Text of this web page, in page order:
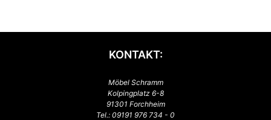
KONTAKT:
Möbel Schramm
Kolpingplatz 6-8
91301 Forchheim
Tel.: 09191 976 734 - 0